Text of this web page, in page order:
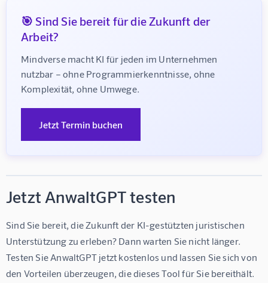
🎯 Sind Sie bereit für die Zukunft der
Arbeit?
Mindverse macht KI für jeden im Unternehmen
nutzbar – ohne Programmierkenntnisse, ohne
Komplexität, ohne Umwege.
Jetzt Termin buchen
Jetzt AnwaltGPT testen
Sind Sie bereit, die Zukunft der KI-gestützten juristischen
Unterstützung zu erleben? Dann warten Sie nicht länger.
Testen Sie AnwaltGPT jetzt kostenlos und lassen Sie sich von
den Vorteilen überzeugen, die dieses Tool für Sie bereithält.